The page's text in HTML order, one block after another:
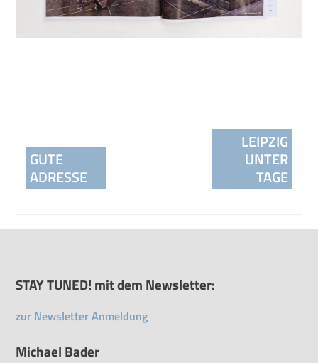
GUTE
ADRESSE
LEIPZIG
UNTER
TAGE
STAY TUNED! mit dem Newsletter:
zur Newsletter Anmeldung
Michael Bader